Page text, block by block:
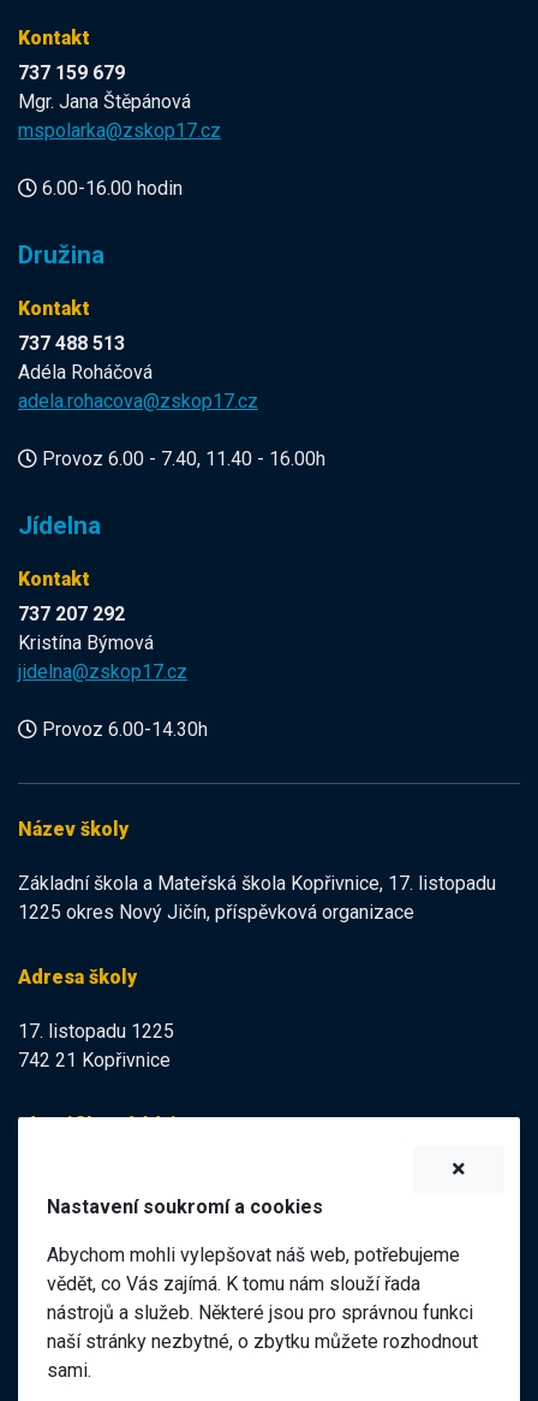
Kontakt
737 159 679
Mgr. Jana Štěpánová
mspolarka@zskop17.cz
6.00-16.00 hodin
Družina
Kontakt
737 488 513
Adéla Roháčová
adela.rohacova@zskop17.cz
Provoz 6.00 - 7.40, 11.40 - 16.00h
Jídelna
Kontakt
737 207 292
Kristína Býmová
jidelna@zskop17.cz
Provoz 6.00-14.30h
Název školy
Základní škola a Mateřská škola Kopřivnice, 17. listopadu
1225 okres Nový Jičín, příspěvková organizace
Adresa školy
17. listopadu 1225
742 21 Kopřivnice
Identifikační údaje
IČO:47998121
Elektronická podatelna
ID datové schránky:
98pgf7m
Nastavení soukromí a cookies
Abychom mohli vylepšovat náš web, potřebujeme
vědět, co Vás zajímá. K tomu nám slouží řada
nástrojů a služeb. Některé jsou pro správnou funkci
naší stránky nezbytné, o zbytku můžete rozhodnout
sami.